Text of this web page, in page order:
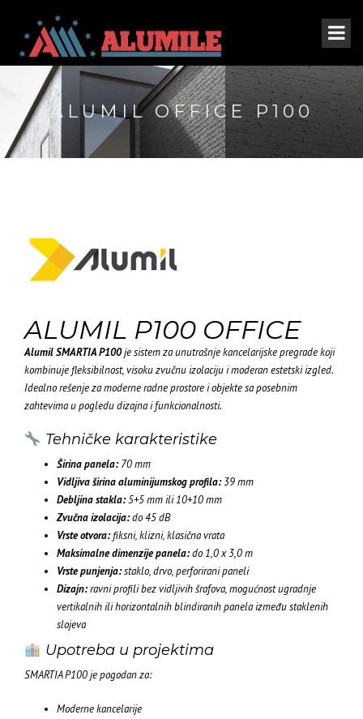
ALUMIL OFFICE P100
ALUMIL P100 OFFICE
Alumil SMARTIA P100je sistem za unutrašnje kancelarijske pregrade koji
kombinuje fleksibilnost, visoku zvučnu izolaciju i moderan estetski izgled.
Idealno rešenje za moderne radne prostore i objekte sa posebnim
zahtevima u pogledu dizajna i funkcionalnosti.
Tehničke karakteristike
Širina panela:70 mm
Vidljiva širina aluminijumskog profila:39 mm
Debljina stakla:5+5 mm ili 10+10 mm
Zvučna izolacija:do 45 dB
Vrste otvora:fiksni, klizni, klasična vrata
Maksimalne dimenzije panela:do 1,0 x 3,0 m
Vrste punjenja:staklo, drvo, perforirani paneli
Dizajn:ravni profili bez vidljivih šrafova, mogućnost ugradnje
vertikalnih ili horizontalnih blindiranih panela između staklenih
slojeva
Upotreba u projektima
SMARTIA P100 je pogodan za:
Moderne kancelarije